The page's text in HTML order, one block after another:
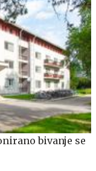
bivanje se